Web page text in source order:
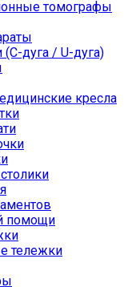
томографы
(С-дуга / U-дуга)
кресла
помощи
тележки